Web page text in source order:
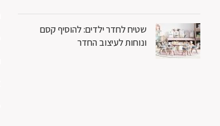
שטיח לחדר ילדים: להוסיף קסם
ונוחות לעיצוב החדר